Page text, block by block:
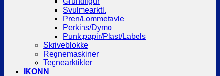
Svulmearktl.
Pren/Lommetavle
Perkins/Dymo
Punktpapir/Plast/Labels
Skriveblokke
Regnemaskiner
Tegnearktikler
IKONN